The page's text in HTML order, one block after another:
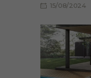
15/08/2024